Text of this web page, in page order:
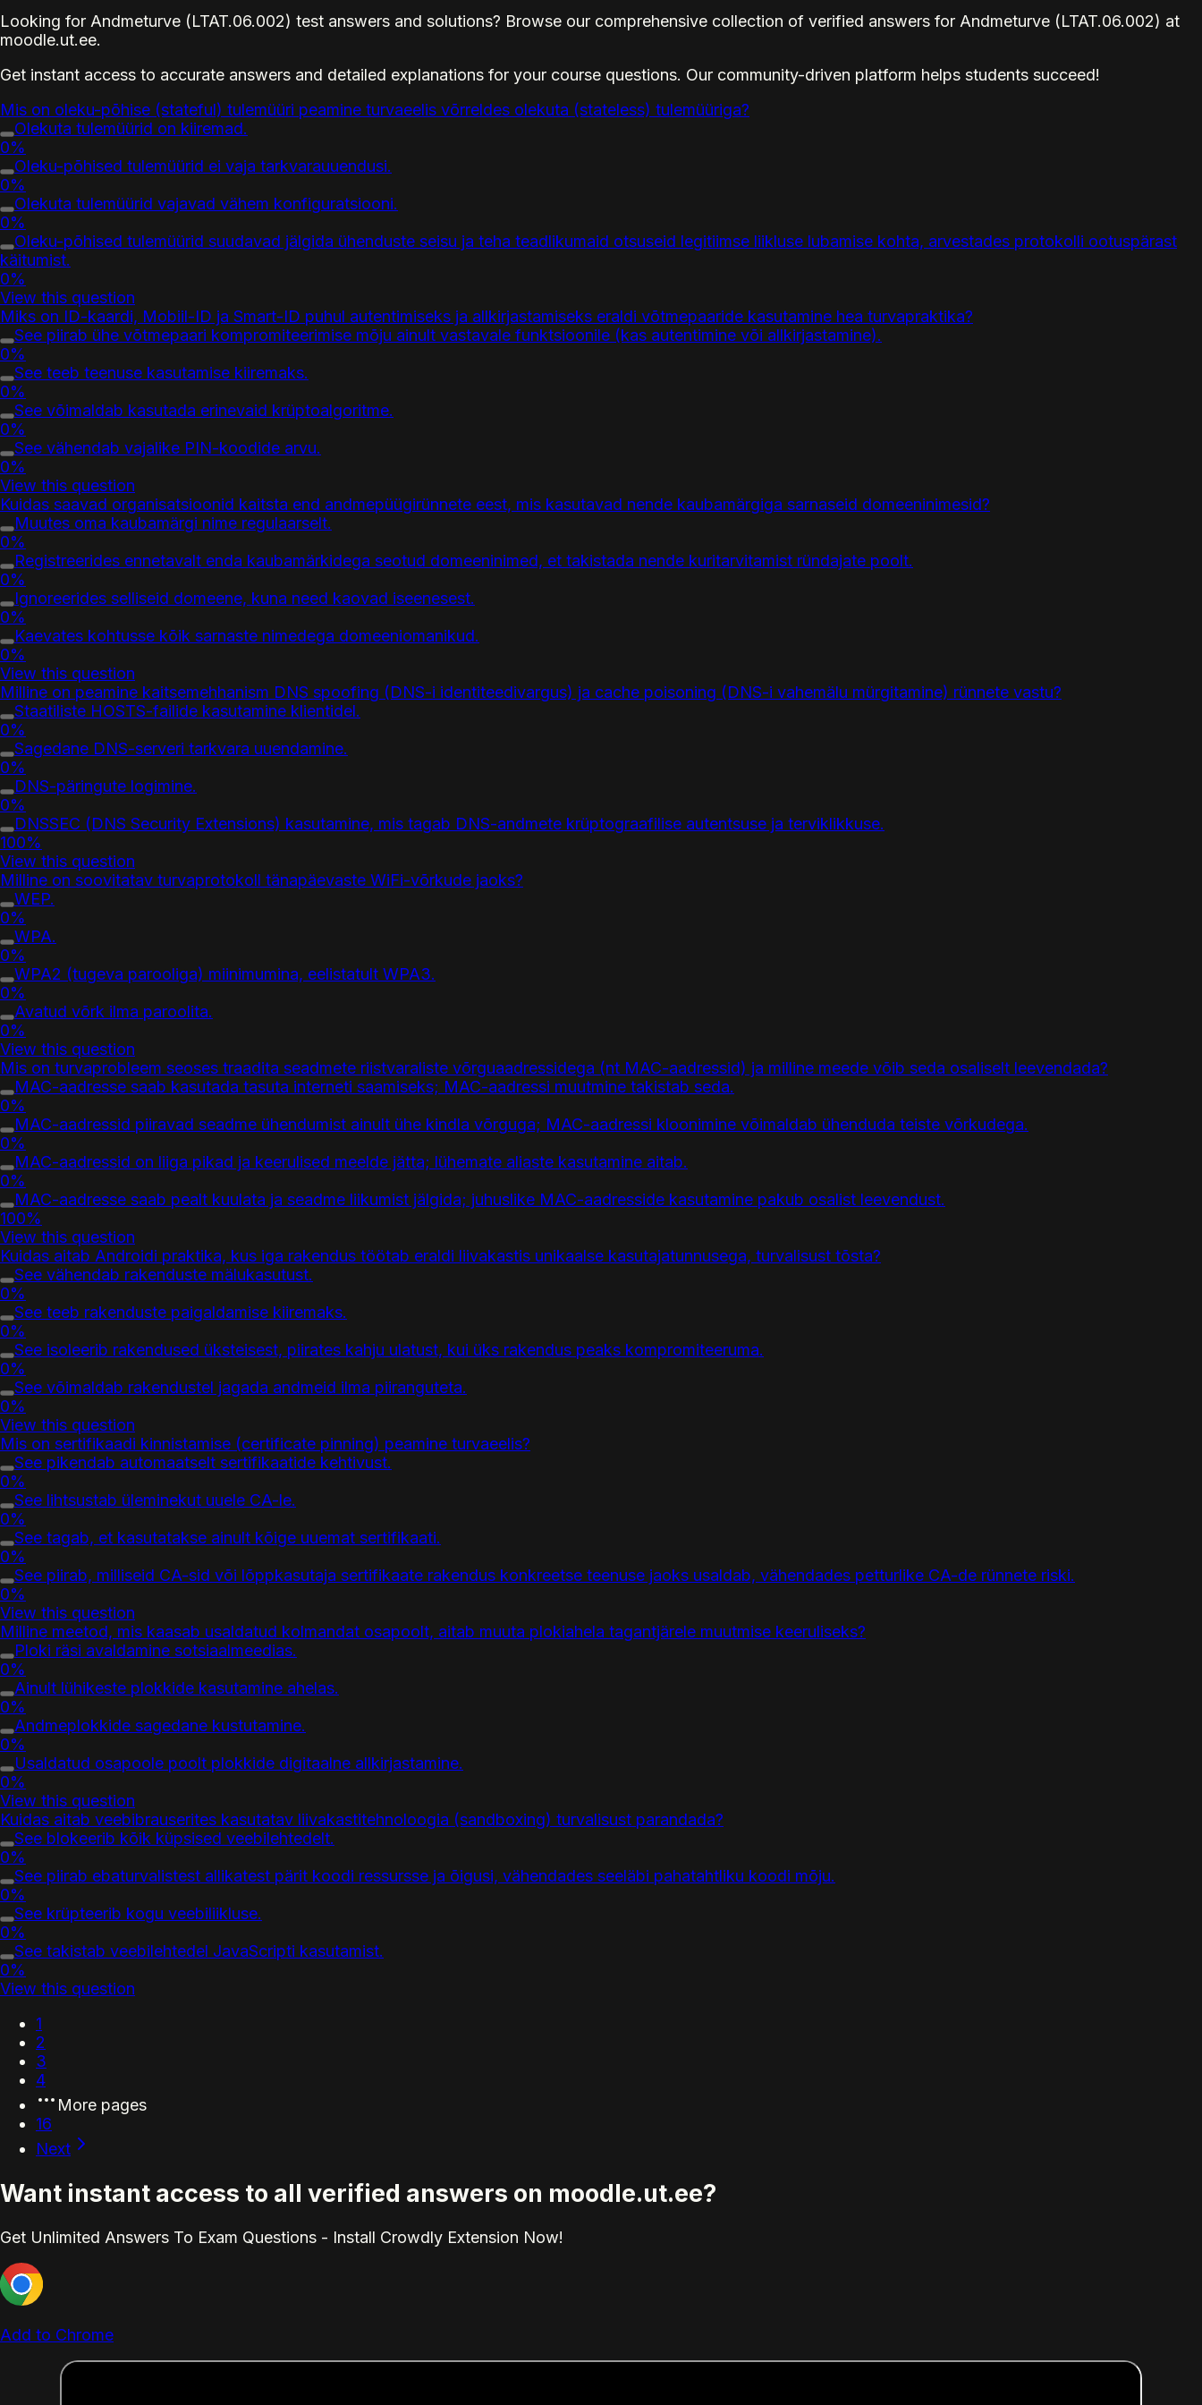
Looking for Andmeturve (LTAT.06.002) test answers and solutions? Browse our comprehensive collection of verified answers for Andmeturve (LTAT.06.002) at
moodle.ut.ee.
Get instant access to accurate answers and detailed explanations for your course questions. Our community-driven platform helps students succeed!
Mis on oleku-põhise (stateful) tulemüüri peamine turvaeelis võrreldes olekuta (stateless) tulemüüriga?
Olekuta tulemüürid on kiiremad.
0%
Oleku-põhised tulemüürid ei vaja tarkvarauuendusi.
0%
Olekuta tulemüürid vajavad vähem konfiguratsiooni.
0%
Oleku-põhised tulemüürid suudavad jälgida ühenduste seisu ja teha teadlikumaid otsuseid legitiimse liikluse lubamise kohta, arvestades protokolli ootuspärast
käitumist.
0%
View this question
Miks on ID-kaardi, Mobiil-ID ja Smart-ID puhul autentimiseks ja allkirjastamiseks eraldi võtmepaaride kasutamine hea turvapraktika?
See piirab ühe võtmepaari kompromiteerimise mõju ainult vastavale funktsioonile (kas autentimine või allkirjastamine).
0%
See teeb teenuse kasutamise kiiremaks.
0%
See võimaldab kasutada erinevaid krüptoalgoritme.
0%
See vähendab vajalike PIN-koodide arvu.
0%
View this question
Kuidas saavad organisatsioonid kaitsta end andmepüügirünnete eest, mis kasutavad nende kaubamärgiga sarnaseid domeeninimesid?
Muutes oma kaubamärgi nime regulaarselt.
0%
Registreerides ennetavalt enda kaubamärkidega seotud domeeninimed, et takistada nende kuritarvitamist ründajate poolt.
0%
Ignoreerides selliseid domeene, kuna need kaovad iseenesest.
0%
Kaevates kohtusse kõik sarnaste nimedega domeeniomanikud.
0%
View this question
Milline on peamine kaitsemehhanism DNS spoofing (DNS-i identiteedivargus) ja cache poisoning (DNS-i vahemälu mürgitamine) rünnete vastu?
Staatiliste HOSTS-failide kasutamine klientidel.
0%
Sagedane DNS-serveri tarkvara uuendamine.
0%
DNS-päringute logimine.
0%
DNSSEC (DNS Security Extensions) kasutamine, mis tagab DNS-andmete krüptograafilise autentsuse ja terviklikkuse.
100%
View this question
Milline on soovitatav turvaprotokoll tänapäevaste WiFi-võrkude jaoks?
WEP.
0%
WPA.
0%
WPA2 (tugeva parooliga) miinimumina, eelistatult WPA3.
0%
Avatud võrk ilma paroolita.
0%
View this question
Mis on turvaprobleem seoses traadita seadmete riistvaraliste võrguaadressidega (nt MAC-aadressid) ja milline meede võib seda osaliselt leevendada?
MAC-aadresse saab kasutada tasuta interneti saamiseks; MAC-aadressi muutmine takistab seda.
0%
MAC-aadressid piiravad seadme ühendumist ainult ühe kindla võrguga; MAC-aadressi kloonimine võimaldab ühenduda teiste võrkudega.
0%
MAC-aadressid on liiga pikad ja keerulised meelde jätta; lühemate aliaste kasutamine aitab.
0%
MAC-aadresse saab pealt kuulata ja seadme liikumist jälgida; juhuslike MAC-aadresside kasutamine pakub osalist leevendust.
100%
View this question
Kuidas aitab Androidi praktika, kus iga rakendus töötab eraldi liivakastis unikaalse kasutajatunnusega, turvalisust tõsta?
See vähendab rakenduste mälukasutust.
0%
See teeb rakenduste paigaldamise kiiremaks.
0%
See isoleerib rakendused üksteisest, piirates kahju ulatust, kui üks rakendus peaks kompromiteeruma.
0%
See võimaldab rakendustel jagada andmeid ilma piiranguteta.
0%
View this question
Mis on sertifikaadi kinnistamise (certificate pinning) peamine turvaeelis?
See pikendab automaatselt sertifikaatide kehtivust.
0%
See lihtsustab üleminekut uuele CA-le.
0%
See tagab, et kasutatakse ainult kõige uuemat sertifikaati.
0%
See piirab, milliseid CA-sid või lõppkasutaja sertifikaate rakendus konkreetse teenuse jaoks usaldab, vähendades petturlike CA-de rünnete riski.
0%
View this question
Milline meetod, mis kaasab usaldatud kolmandat osapoolt, aitab muuta plokiahela tagantjärele muutmise keeruliseks?
Ploki räsi avaldamine sotsiaalmeedias.
0%
Ainult lühikeste plokkide kasutamine ahelas.
0%
Andmeplokkide sagedane kustutamine.
0%
Usaldatud osapoole poolt plokkide digitaalne allkirjastamine.
0%
View this question
Kuidas aitab veebibrauserites kasutatav liivakastitehnoloogia (sandboxing) turvalisust parandada?
See blokeerib kõik küpsised veebilehtedelt.
0%
See piirab ebaturvalistest allikatest pärit koodi ressursse ja õigusi, vähendades seeläbi pahatahtliku koodi mõju.
0%
See krüpteerib kogu veebiliikluse.
0%
See takistab veebilehtedel JavaScripti kasutamist.
0%
View this question
1
2
3
4
More pages
16
Next
Want instant access to all verified answers on moodle.ut.ee?
Get Unlimited Answers To Exam Questions - Install Crowdly Extension Now!
Add to Chrome